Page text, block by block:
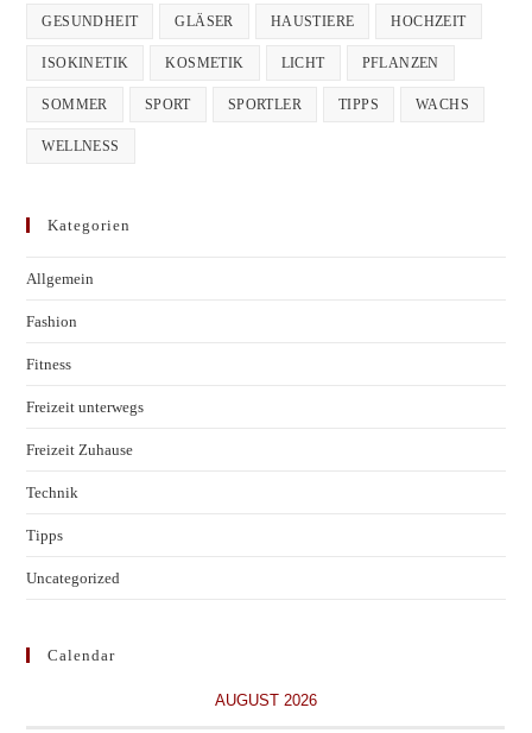
GESUNDHEIT GLÄSER HAUSTIERE HOCHZEIT
ISOKINETIK KOSMETIK LICHT PFLANZEN
SOMMER SPORT SPORTLER TIPPS WACHS
WELLNESS
Kategorien
Allgemein
Fashion
Fitness
Freizeit unterwegs
Freizeit Zuhause
Technik
Tipps
Uncategorized
Calendar
AUGUST 2026